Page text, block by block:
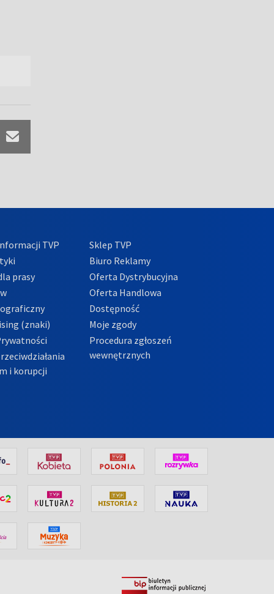
TVP
prasy
(znaki)
i korupcji
Sklep TVP
Biuro Reklamy
Oferta Dystrybucyjna
Oferta Handlowa
Dostępność
Moje zgody
Procedura zgłoszeń
wewnętrznych